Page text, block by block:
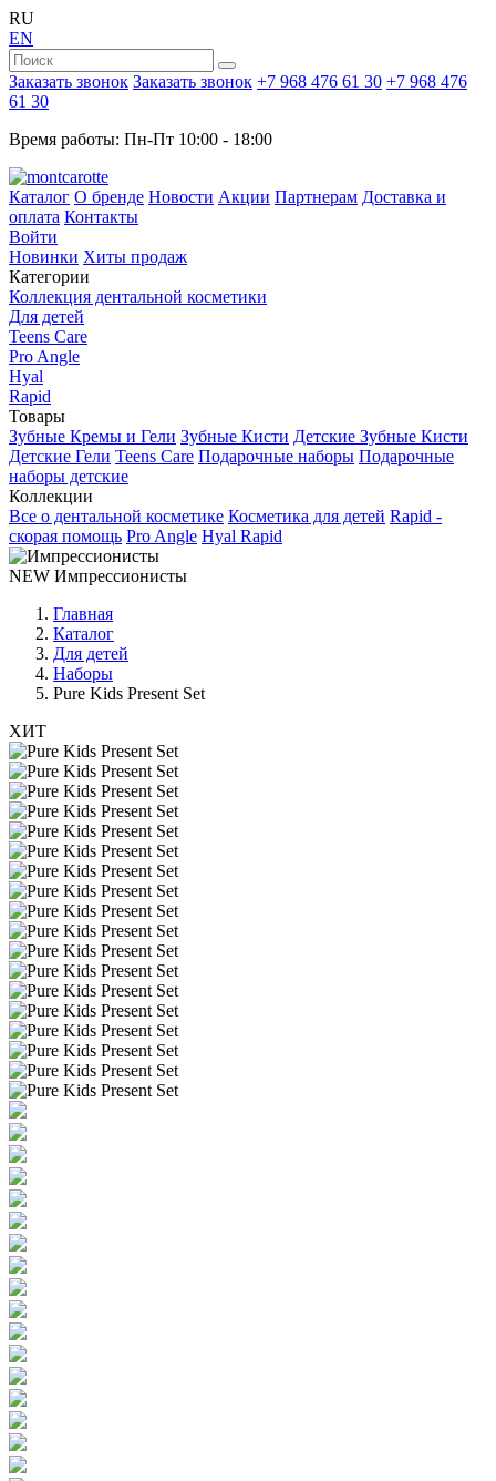
RU
EN
Заказать звонок Заказать звонок +7 968 476 61 30 +7 968 476
61 30
Время работы: Пн-Пт 10:00 - 18:00
Каталог О бренде Новости Акции Партнерам Доставка и
оплата Контакты
Войти
Новинки Хиты продаж
Категории
Коллекция дентальной косметики
Для детей
Teens Care
Pro Angle
Hyal
Rapid
Товары
Зубные Кремы и Гели Зубные Кисти Детские Зубные Кисти
Детские Гели Teens Care Подарочные наборы Подарочные
наборы детские
Коллекции
Все о дентальной косметике Косметика для детей Rapid -
скорая помощь Pro Angle Hyal Rapid
NEW Импрессионисты
Главная
Каталог
Для детей
Наборы
Pure Kids Present Set
ХИТ